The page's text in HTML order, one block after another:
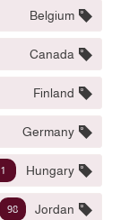
Belgium
Canada
Finland
Germany
Hungary
1
Jordan
98